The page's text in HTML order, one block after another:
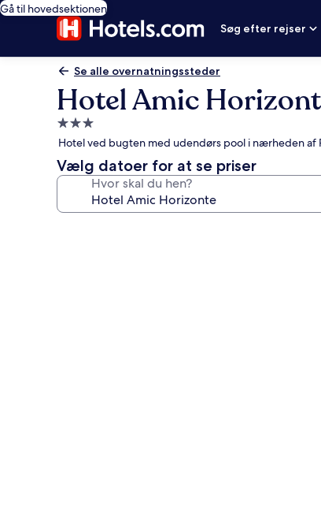
Gå til hovedsektionen
Søg efter rejser
Se alle overnatningssteder
Hotel Amic
3.0-
stjernet
overnatningssted
Hotel ved bugten med udendørs pool i nærheden af
Vælg datoer for at se priser
Hvor skal du hen?